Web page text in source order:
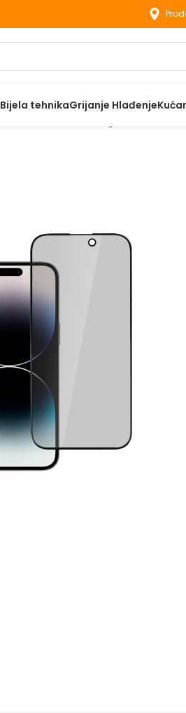
Bijela tehnikaGrijanje Hlađenje